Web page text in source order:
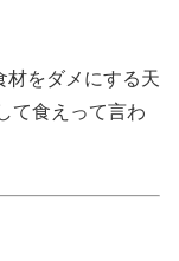
材をダメにする天
て食えって言わ